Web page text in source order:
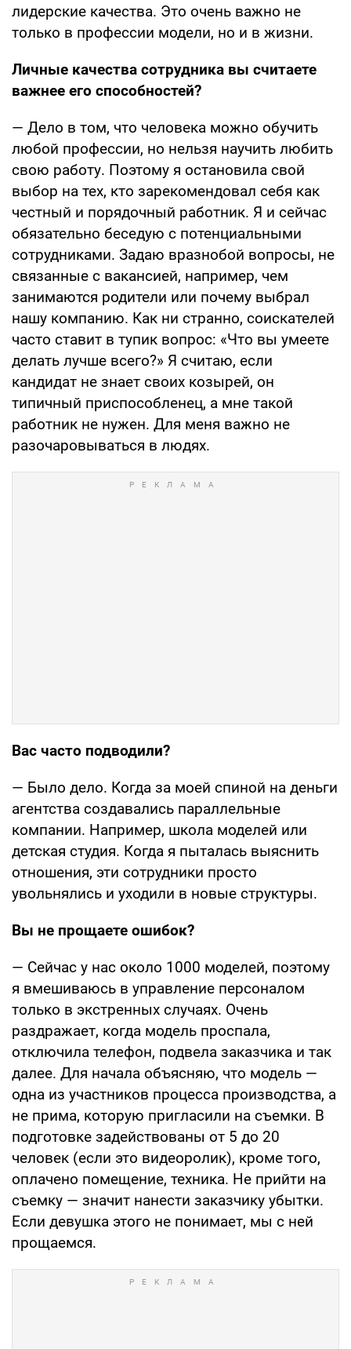
лидерские качества. Это очень важно не
только в профессии модели, но и в жизни.
Личные качества сотрудника вы считаете
важнее его способностей?
— Дело в том, что человека можно обучить
любой профессии, но нельзя научить любить
свою работу. Поэтому я остановила свой
выбор на тех, кто зарекомендовал себя как
честный и порядочный работник. Я и сейчас
обязательно беседую с потенциальными
сотрудниками. Задаю вразнобой вопросы, не
связанные с вакансией, например, чем
занимаются родители или почему выбрал
нашу компанию. Как ни странно, соискателей
часто ставит в тупик вопрос: «Что вы умеете
делать лучше всего?» Я считаю, если
кандидат не знает своих козырей, он
типичный приспособленец, а мне такой
работник не нужен. Для меня важно не
разочаровываться в людях.
Вас часто подводили?
— Было дело. Когда за моей спиной на деньги
агентства создавались параллельные
компании. Например, школа моделей или
детская студия. Когда я пыталась выяснить
отношения, эти сотрудники просто
увольнялись и уходили в новые структуры.
Вы не прощаете ошибок?
— Сейчас у нас около 1000 моделей, поэтому
я вмешиваюсь в управление персоналом
только в экстренных случаях. Очень
раздражает, когда модель проспала,
отключила телефон, подвела заказчика и так
далее. Для начала объясняю, что модель —
одна из участников процесса производства, а
не прима, которую пригласили на съемки. В
подготовке задействованы от 5 до 20
человек (если это видеоролик), кроме того,
оплачено помещение, техника. Не прийти на
съемку — значит нанести заказчику убытки.
Если девушка этого не понимает, мы с ней
прощаемся.